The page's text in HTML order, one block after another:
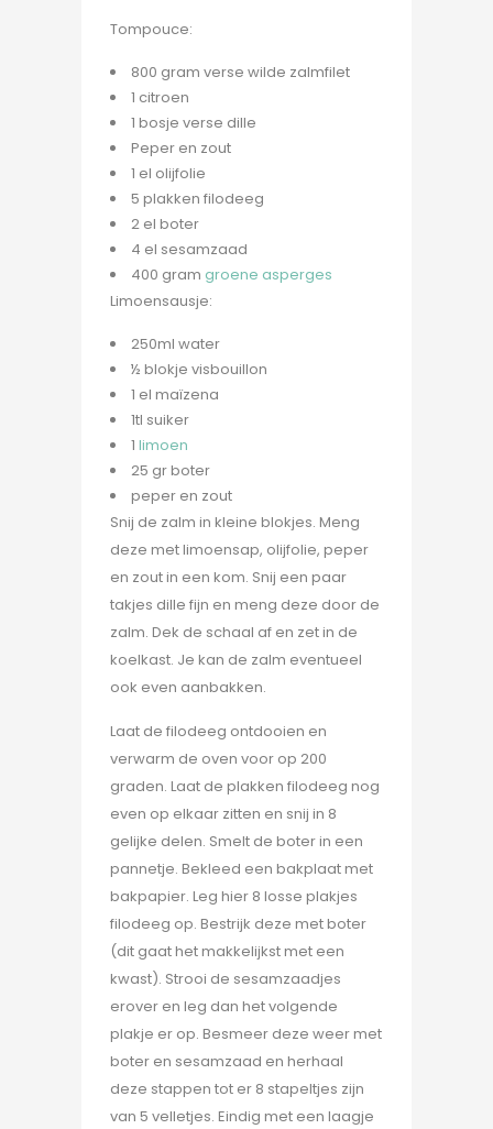
Tompouce:
800 gram verse wilde zalmfilet
1 citroen
1 bosje verse dille
Peper en zout
1 el olijfolie
5 plakken filodeeg
2 el boter
4 el sesamzaad
400 gram groene asperges
Limoensausje:
250ml water
½ blokje visbouillon
1 el maïzena
1tl suiker
1 limoen
25 gr boter
peper en zout
Snij de zalm in kleine blokjes. Meng
deze met limoensap, olijfolie, peper
en zout in een kom. Snij een paar
takjes dille fijn en meng deze door de
zalm. Dek de schaal af en zet in de
koelkast. Je kan de zalm eventueel
ook even aanbakken.
Laat de filodeeg ontdooien en
verwarm de oven voor op 200
graden. Laat de plakken filodeeg nog
even op elkaar zitten en snij in 8
gelijke delen. Smelt de boter in een
pannetje. Bekleed een bakplaat met
bakpapier. Leg hier 8 losse plakjes
filodeeg op. Bestrijk deze met boter
(dit gaat het makkelijkst met een
kwast). Strooi de sesamzaadjes
erover en leg dan het volgende
plakje er op. Besmeer deze weer met
boter en sesamzaad en herhaal
deze stappen tot er 8 stapeltjes zijn
van 5 velletjes. Eindig met een laagje